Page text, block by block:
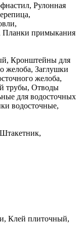
Рулонная
Планки примыкания
Кронштейны для
желоба, Заглушки
желоба,
трубы, Отводы
для водосточных
водосточные,
Клей плиточный,